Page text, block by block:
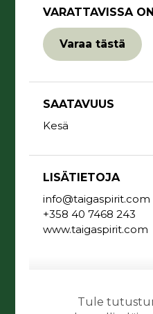
VARATTAVISSA
Varaa tästä
SAATAVUUS
Kesä
LISÄTIETOJA
info@taigaspirit.com
+358 40 7468 243
www.taigaspirit.com
Tule